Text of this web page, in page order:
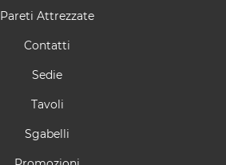
Pareti Attrezzate
Contatti
Sedie
Tavoli
Sgabelli